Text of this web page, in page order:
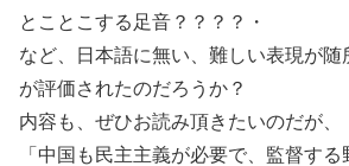
とことこする足音？？？？・
など、日本語に無い、難しい表現が
が評価されたのだろうか？
内容も、ぜひお読み頂きたいのだが、
「中国も民主主義が必要で、監督す